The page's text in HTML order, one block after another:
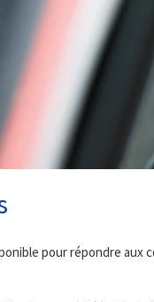
pour répondre aux